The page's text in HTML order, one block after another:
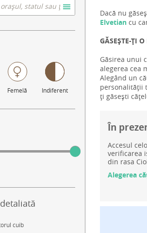
Femelă Indiferent
cuib
Dacă nu
Elvetian cu
GĂSEȘTE-ȚI
Găsirea unui
alegerea cea
Alegând un
personalității
ți găsești
În
Accesul
verificarea
din rasa
Alegerea